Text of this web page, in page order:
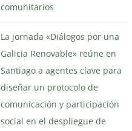
comunitarios
La jornada «Diálogos por una
Galicia Renovable» reúne en
Santiago a agentes clave para
diseñar un protocolo de
comunicación y participación
social en el despliegue de